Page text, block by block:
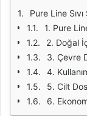
Pure Line
1. Pure
2. Doğal
3. Çevre
4.
5. Cilt
6.